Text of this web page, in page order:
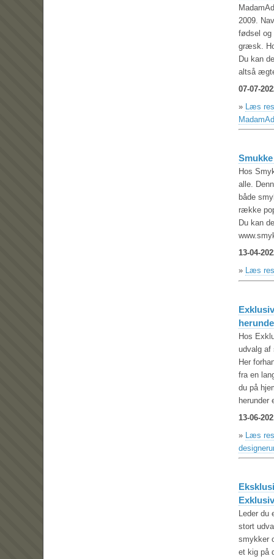
2009.
fødsel
græsk.
Du kan
altså æ
07-07-
» Læs
Hos
alle.
både
række
Du kan
13-04-
» Læs
Hos
udvalg af
Her
fra en
du på
herunder
13-06-
» Læs
Leder du
stort
smykker
et kig på